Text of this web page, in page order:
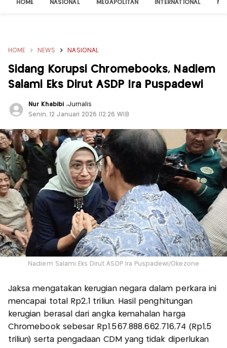
HOME NASIONAL MEGAPOLITAN INTERNATIONAL
HOME NEWS NASIONAL
Sidang Korupsi Chromebooks, Nadiem
Salami Eks Dirut ASDP Ira Puspadewi
Nur Khabibi ,Jurnalis
Senin, 12 Januari 2026 |12:26 WIB
Nadiem Salami Eks Dirut ASDP Ira Puspadewi/Okezone
Jaksa mengatakan kerugian negara dalam perkara ini
mencapai total Rp2,1 triliun. Hasil penghitungan
kerugian berasal dari angka kemahalan harga
Chromebook sebesar Rp1.567.888.662.716,74 (Rp1,5
triliun) serta pengadaan CDM yang tidak diperlukan